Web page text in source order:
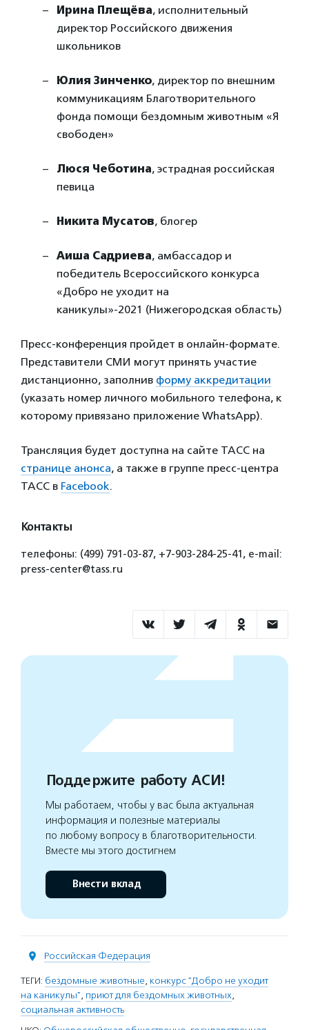
Ирина Плещёва, исполнительный
директор Российского движения
школьников
Юлия Зинченко, директор по внешним
коммуникациям Благотворительного
фонда помощи бездомным животным «Я
свободен»
Люся Чеботина, эстрадная российская
певица
Никита Мусатов, блогер
Аиша Садриева, амбассадор и
победитель Всероссийского конкурса
«Добро не уходит на
каникулы»-2021 (Нижегородская область)
Пресс-конференция пройдет в онлайн-формате.
Представители СМИ могут принять участие
дистанционно, заполнив форму аккредитации
(указать номер личного мобильного телефона, к
которому привязано приложение WhatsApp).
Трансляция будет доступна на сайте ТАСС на
странице анонса, а также в группе пресс-центра
ТАСС в Facebook.
Контакты
телефоны: (499) 791-03-87, +7-903-284-25-41, e-mail:
press-center@tass.ru
Поддержите работу АСИ!
Мы работаем, чтобы у вас была актуальная
информация и полезные материалы
по любому вопросу в благотворительности.
Вместе мы этого достигнем
Внести вклад
Российская Федерация
ТЕГИ: бездомные животные, конкурс "Добро не уходит
на каникулы", приют для бездомных животных,
социальная активность